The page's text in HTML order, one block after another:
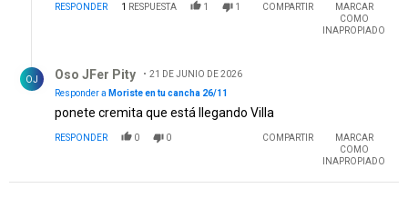
RESPONDER 1 RESPUESTA 1 1 COMPARTIR
MARCAR
COMO
INAPROPIADO
OJ Oso JFer Pity
21 DE JUNIO DE 2026
Responder a Moriste en tu cancha 26/11
ponete cremita que está llegando Villa
RESPONDER 0 0 COMPARTIR
MARCAR
COMO
INAPROPIADO